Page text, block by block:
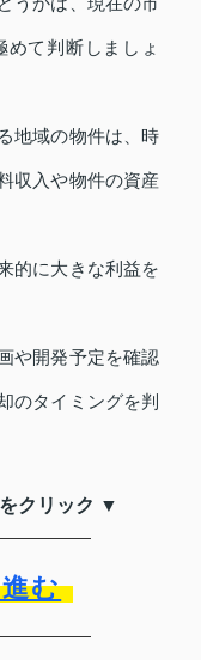
て判断しましょ
地域の物件は、時
収入や物件の資産
的に大きな利益を
や開発予定を確認
のタイミングを判
クリック ▼
む